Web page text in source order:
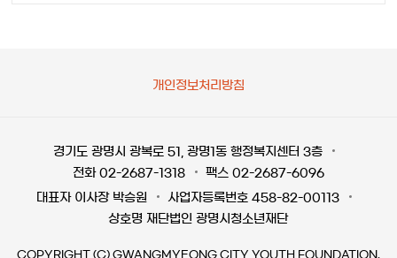
개인정보처리방침
경기도 광명시 광복로 51, 광명1동 행정복지센터 3층
전화 02-2687-1318
팩스 02-2687-6096
대표자 이사장 박승원
사업자등록번호 458-82-00113
상호명 재단법인 광명시청소년재단
COPYRIGHT (C) GWANGMYEONG CITY YOUTH FOUNDATION.